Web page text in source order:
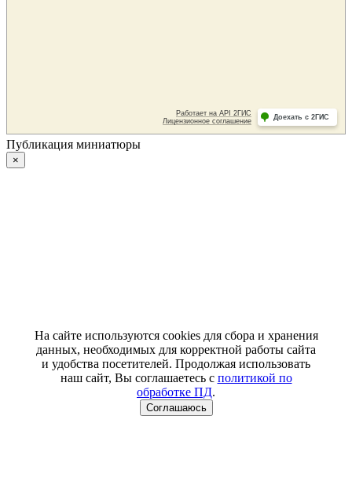
Публикация миниатюры
×
На сайте используются cookies для сбора и хранения
данных, необходимых для корректной работы сайта
и удобства посетителей. Продолжая использовать
наш сайт, Вы соглашаетесь с политикой по
обработке ПД.
Соглашаюсь